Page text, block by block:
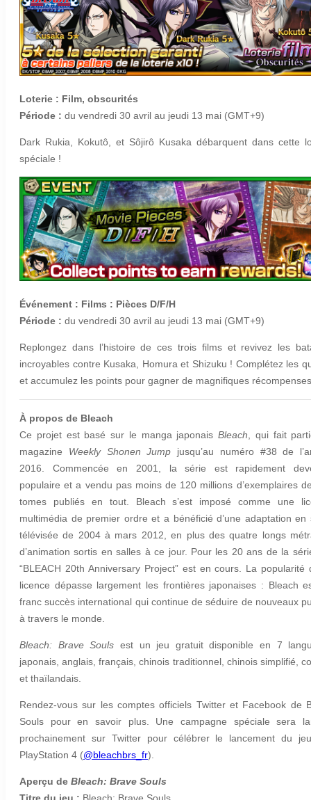
Loterie : Film, obscurités
Période : du vendredi 30 avril au jeudi 13 mai (GMT+9)
Dark Rukia, Kokutô , et Sôjirô Kusaka débarquent dans cette
spéciale !
Événement : Films : Pièces D/F/H
Période : du vendredi 30 avril au jeudi 13 mai (GMT+9)
Replongez dans l’histoire de ces trois films et revivez les
incroyables contre Kusaka, Homura et Shizuku ! Complétez les
et accumulez les points pour gagner de magnifiques
À propos de Bleach
Ce projet est basé sur le manga japonais Bleach , qui fait
magazine Weekly Shonen Jump jusqu’au numéro #38 de
2016. Commencée en 2001, la série est rapidement
populaire et a vendu pas moins de 120 millions d’exemplaires
tomes publiés en tout. Bleach s’est imposé comme une
multimédia de premier ordre et a bénéficié d’une adaptation en
télévisée de 2004 à mars 2012, en plus des quatre longs
d’animation sortis en salles à ce jour. Pour les 20 ans de la
“BLEACH 20th Anniversary Project” est en cours. La popularité
licence dépasse largement les frontières japonaises : Bleach
franc succès international qui continue de séduire de nouveaux
à travers le monde.
Bleach: Brave Souls est un jeu gratuit disponible en 7
japonais, anglais, français, chinois traditionnel, chinois simplifié,
et thaïlandais.
Rendez-vous sur les comptes officiels Twitter et Facebook de
Souls pour en savoir plus. Une campagne spéciale sera
prochainement sur Twitter pour célébrer le lancement du
PlayStation 4 (@bleachbrs_fr).
Aperçu de Bleach: Brave Souls